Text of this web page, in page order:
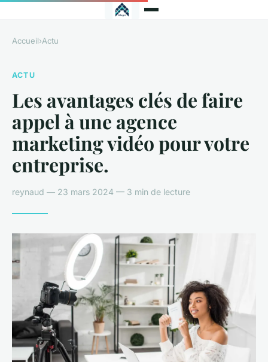
Accueil›Actu
ACTU
Les avantages clés de faire
appel à une agence
marketing vidéo pour votre
entreprise.
reynaud — 23 mars 2024 — 3 min de lecture